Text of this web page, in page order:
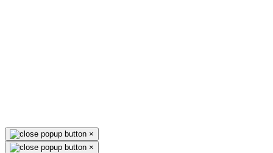
×
×